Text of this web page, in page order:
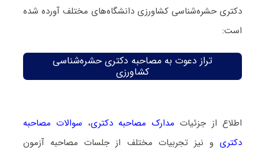
دکتری حشره‌شناسی کشاورزی دانشگاه‌های مختلف آورده شده
است:
تراز دعوت به مصاحبه دکتری حشره‌شناسی
کشاورزی
اطلاع از جزئیات مدارک مصاحبه دکتری، سوالات مصاحبه
دکتری و نیز تجربیات مختلف از جلسات مصاحبه آزمون